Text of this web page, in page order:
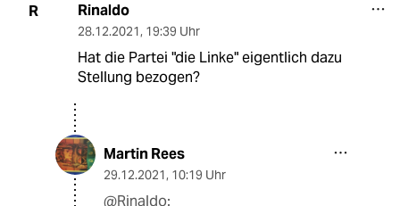
R Rinaldo
28.12.2021, 19:39 Uhr
Hat die Partei "die Linke" eigentlich dazu
Stellung bezogen?
Martin Rees
29.12.2021, 10:19 Uhr
@Rinaldo: